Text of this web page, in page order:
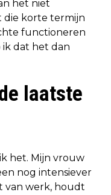
het niet
die korte termijn
functioneren
ik dat het dan
laatste
het. Mijn vrouw
nog intensiever
van werk, houdt